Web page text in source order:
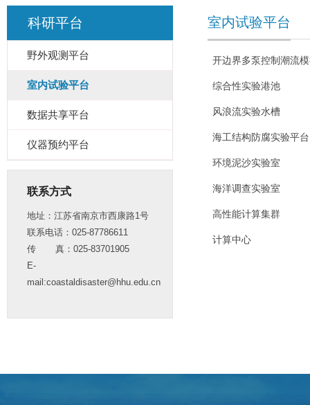
科研平台
野外观测平台
室内试验平台
数据共享平台
仪器预约平台
联系方式
地址：江苏省南京市西康路1号
联系电话：025-87786611
传 真：025-83701905
E-
mail:coastaldisaster@hhu.edu.cn
室内试验平台
开边界多泵控制潮流
综合性实验港池
风浪流实验水槽
海工结构防腐实验平台
环境泥沙实验室
海洋调查实验室
高性能计算集群
计算中心